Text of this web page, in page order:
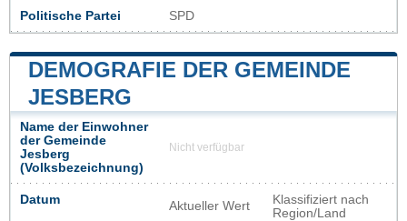
Politische Partei SPD
DEMOGRAFIE DER GEMEINDE
JESBERG
Name der Einwohner
der Gemeinde
Jesberg
(Volksbezeichnung)
Nicht verfügbar
Datum Aktueller Wert
Klassifiziert nach
Region/Land